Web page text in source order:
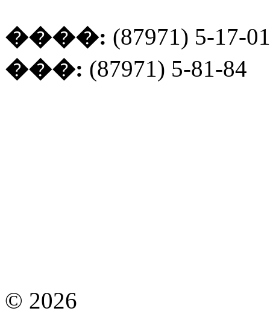
����: (87971) 5-17-01
���: (87971) 5-81-84
© 2026